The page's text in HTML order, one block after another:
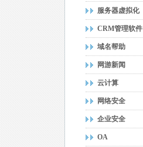
服务器虚拟化
CRM管理软件
域名帮助
网游新闻
云计算
网络安全
企业安全
OA